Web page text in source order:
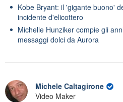
Kobe Bryant: il 'gigante buono'
incidente d'elicottero
Michelle Hunziker compie gli
messaggi dolci da Aurora
Michele Caltagirone
Video Maker